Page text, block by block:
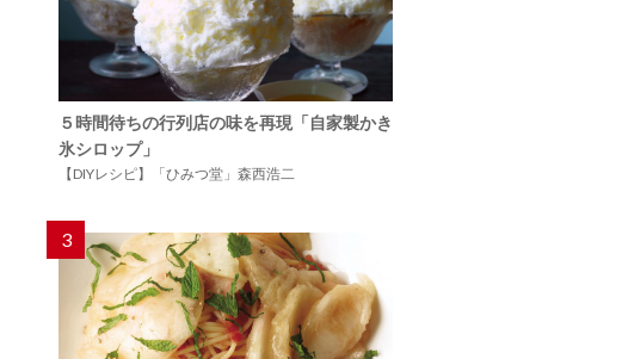
５時間待ちの行列店の味を再現「自家製かき
氷シロップ」
【DIYレシピ】「ひみつ堂」森西浩二
3